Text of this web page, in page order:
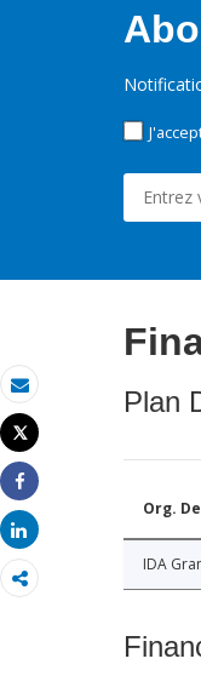
Email
Imprimer
Tweet
Share
Share
Plan
Org.
IDA